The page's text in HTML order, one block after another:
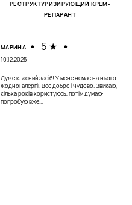
РЕСТРУКТУРИЗИРУЮЩИЙ КРЕМ-
РЕПАРАНТ
МАРИНА • 5 ★ •
10.12.2025
Дуже класний засіб! У мене немає на нього
жодної алергії. Все добре і чудово. Звикаю,
кілька років користуюсь, потім думаю:
попробую вже...